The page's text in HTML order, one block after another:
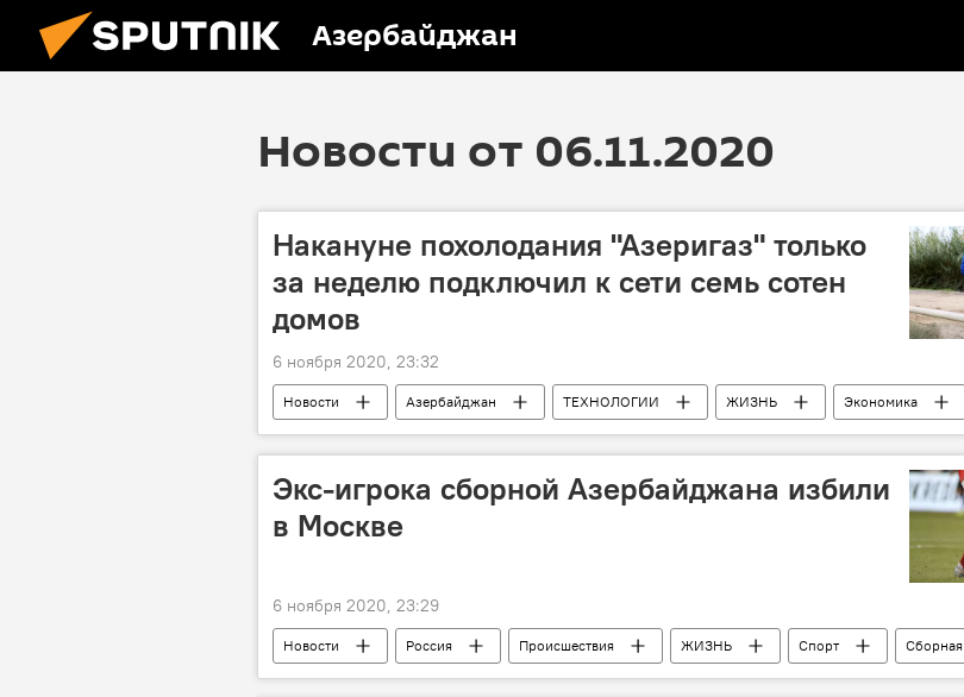
Азербайджан
Новости от 06.11.2020
Накануне похолодания "Азеригаз" только
за неделю подключил к сети семь сотен
домов
6 ноября 2020, 23:32
Новости Азербайджан ТЕХНОЛОГИИ ЖИЗНЬ
Экономика
ПО Azəriqaz
газификация абоненты
Экс-игрока сборной Азербайджана избили
в Москве
6 ноября 2020, 23:29
Новости Россия Происшествия ЖИЗНЬ Спорт
Сборная
Москва
Азербайджан